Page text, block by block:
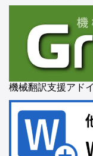
機械翻訳支援アド